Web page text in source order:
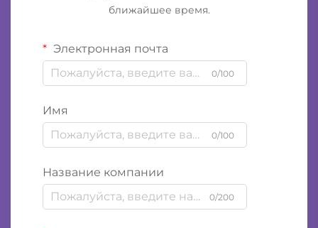
ближайшее время.
Электронная почта
0/100
Имя
0/100
Название компании
0/200